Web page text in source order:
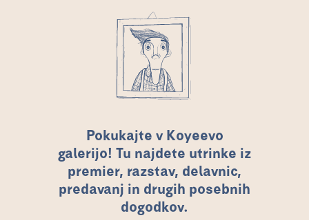
Pokukajte v Koyeevo
galerijo! Tu najdete utrinke iz
premier, razstav, delavnic,
predavanj in drugih posebnih
dogodkov.